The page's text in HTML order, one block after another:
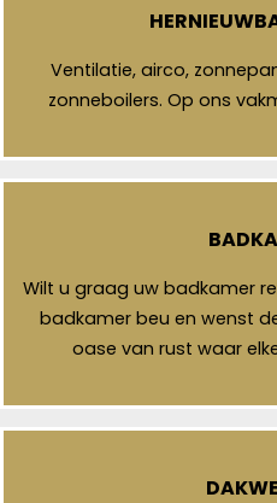
Ventilatie, airco,
zonneboilers. Op ons
Wilt u graag uw badkamer
badkamer beu en wenst
oase van rust waar